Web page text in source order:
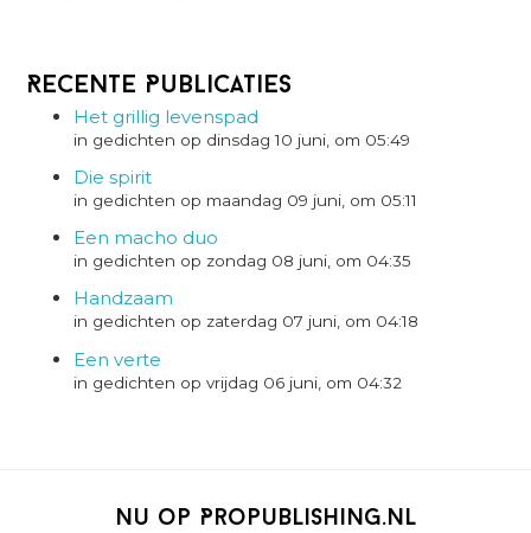
Recente Publicaties
Het grillig levenspad
in gedichten op dinsdag 10 juni, om 05:49
Die spirit
in gedichten op maandag 09 juni, om 05:11
Een macho duo
in gedichten op zondag 08 juni, om 04:35
Handzaam
in gedichten op zaterdag 07 juni, om 04:18
Een verte
in gedichten op vrijdag 06 juni, om 04:32
Nu op Propublishing.nl